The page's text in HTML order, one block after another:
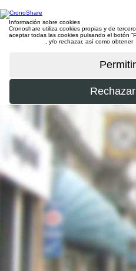
Información sobre cookies
Cronoshare utiliza cookies propias y de
aceptar todas las cookies pulsando el botón
, y/o rechazar, así como obtener